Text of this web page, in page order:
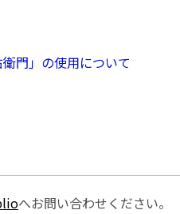
門」の使用について
へお問い合わせください。